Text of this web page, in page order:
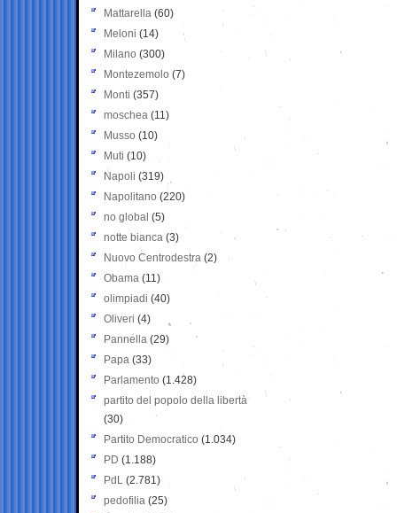
Mattarella (60)
Meloni (14)
Milano (300)
Montezemolo (7)
Monti (357)
moschea (11)
Musso (10)
Muti (10)
Napoli (319)
Napolitano (220)
no global (5)
notte bianca (3)
Nuovo Centrodestra (2)
Obama (11)
olimpiadi (40)
Oliveri (4)
Pannella (29)
Papa (33)
Parlamento (1.428)
partito del popolo della libertà
(30)
Partito Democratico (1.034)
PD (1.188)
PdL (2.781)
pedofilia (25)